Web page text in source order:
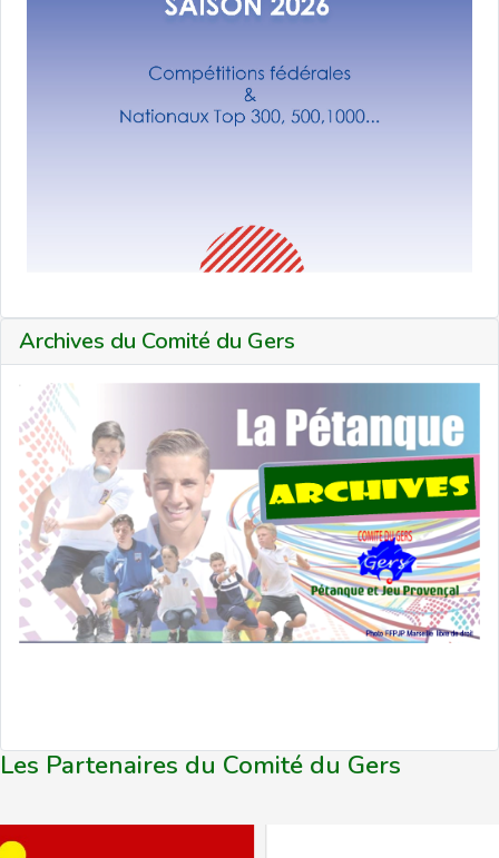
Archives du Comité du Gers
Les Partenaires du Comité du Gers